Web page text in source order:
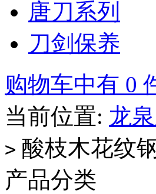
唐刀系列
刀剑保养
购物车中有 0
当前位置: 龙
> 酸枝木花纹
产品分类